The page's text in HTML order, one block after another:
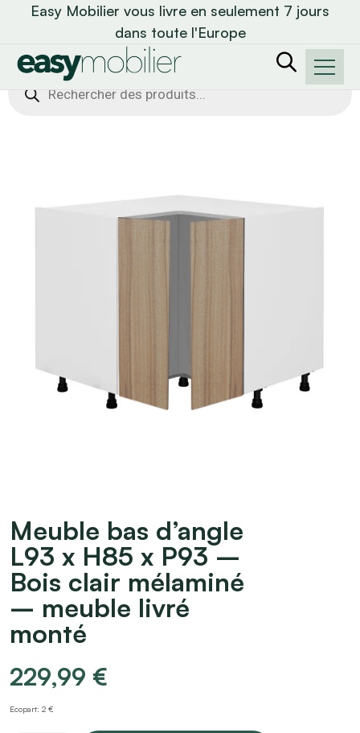
Easy Mobilier vous livre en seulement 7 jours
dans toute l'Europe
Recherche
de
Meuble bas d’angle
L93 x H85 x P93 –
Bois clair mélaminé
– meuble livré
monté
229,99 €
Ecopart: 2 €